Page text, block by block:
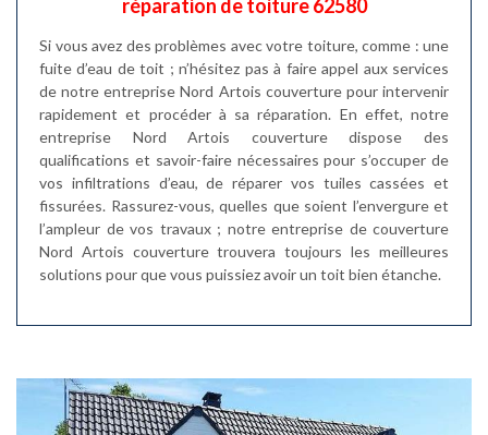
réparation de toiture 62580
Si vous avez des problèmes avec votre toiture, comme : une
fuite d’eau de toit ; n’hésitez pas à faire appel aux services
de notre entreprise Nord Artois couverture pour intervenir
rapidement et procéder à sa réparation. En effet, notre
entreprise Nord Artois couverture dispose des
qualifications et savoir-faire nécessaires pour s’occuper de
vos infiltrations d’eau, de réparer vos tuiles cassées et
fissurées. Rassurez-vous, quelles que soient l’envergure et
l’ampleur de vos travaux ; notre entreprise de couverture
Nord Artois couverture trouvera toujours les meilleures
solutions pour que vous puissiez avoir un toit bien étanche.